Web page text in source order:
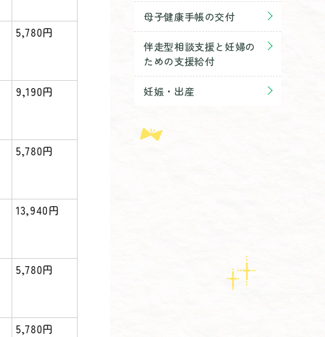
5,780円
9,190円
5,780円
13,940円
5,780円
5,780円
母子健康手帳の交付
伴走型相談支援と妊婦の
ための支援給付
妊娠・出産